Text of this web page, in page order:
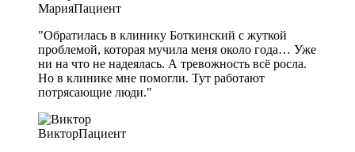
МарияПациент
"Обратилась в клинику Боткинский с жуткой
проблемой, которая мучила меня около года… Уже
ни на что не надеялась. А тревожность всё росла.
Но в клинике мне помогли. Тут работают
потрясающие люди."
ВикторПациент